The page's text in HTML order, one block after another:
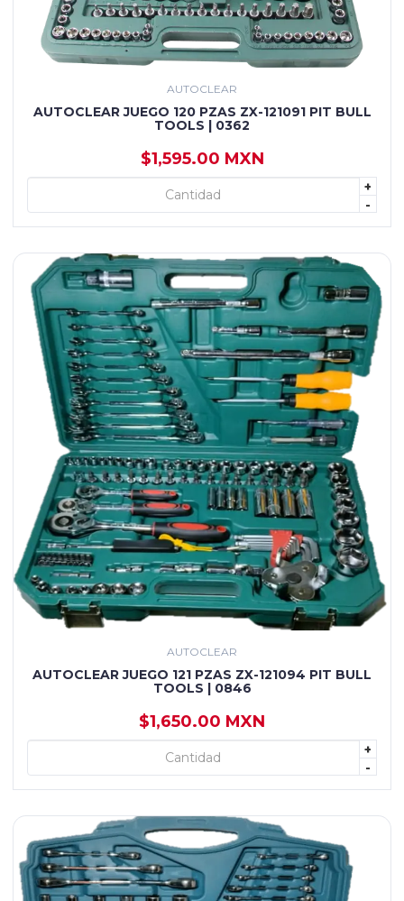
AUTOCLEAR
AUTOCLEAR JUEGO 120 PZAS ZX-121091 PIT BULL
TOOLS | 0362
$1,595.00 MXN
+
-
+ AGREGAR
AUTOCLEAR
AUTOCLEAR JUEGO 121 PZAS ZX-121094 PIT BULL
TOOLS | 0846
$1,650.00 MXN
+
-
+ AGREGAR